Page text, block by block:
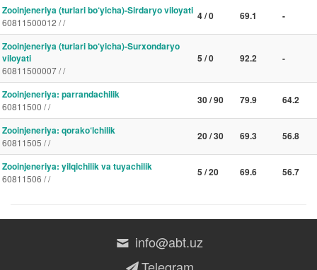
Zooinjeneriya (turlari bo‘yicha)-Sirdaryo viloyati
60811500012 / /
4 / 0 69.1 -
Zooinjeneriya (turlari bo‘yicha)-Surxondaryo
viloyati
60811500007 / /
5 / 0 92.2 -
Zooinjeneriya: parrandachilik
60811500 / /
30 / 90 79.9 64.2
Zooinjeneriya: qorako‘lchilik
60811505 / /
20 / 30 69.3 56.8
Zooinjeneriya: yilqichilik va tuyachilik
60811506 / /
5 / 20 69.6 56.7
info@abt.uz